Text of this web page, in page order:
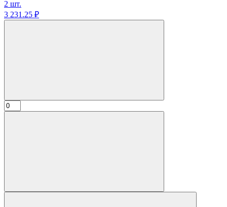
2 шт.
3 231.25 ₽